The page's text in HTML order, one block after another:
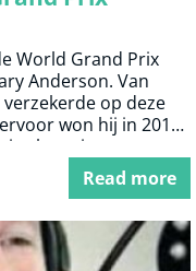
World Grand Prix
Anderson. Van
op deze
won hij in 2012
zakcentje van
te maken is
de World Grand
Read more